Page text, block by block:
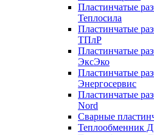
Пластинчатые
Теплосила
Пластинчатые
ТПлР
Пластинчатые
ЭксЭко
Пластинчатые
Энергосервис
Пластинчатые
Nord
Сварные
Теплообменник